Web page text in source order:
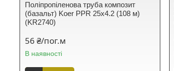
Поліпропіленова труба композит
(базальт) Koer PPR 25x4.2 (108 м)
(KR2740)
56 ₴/пог.м
В наявності